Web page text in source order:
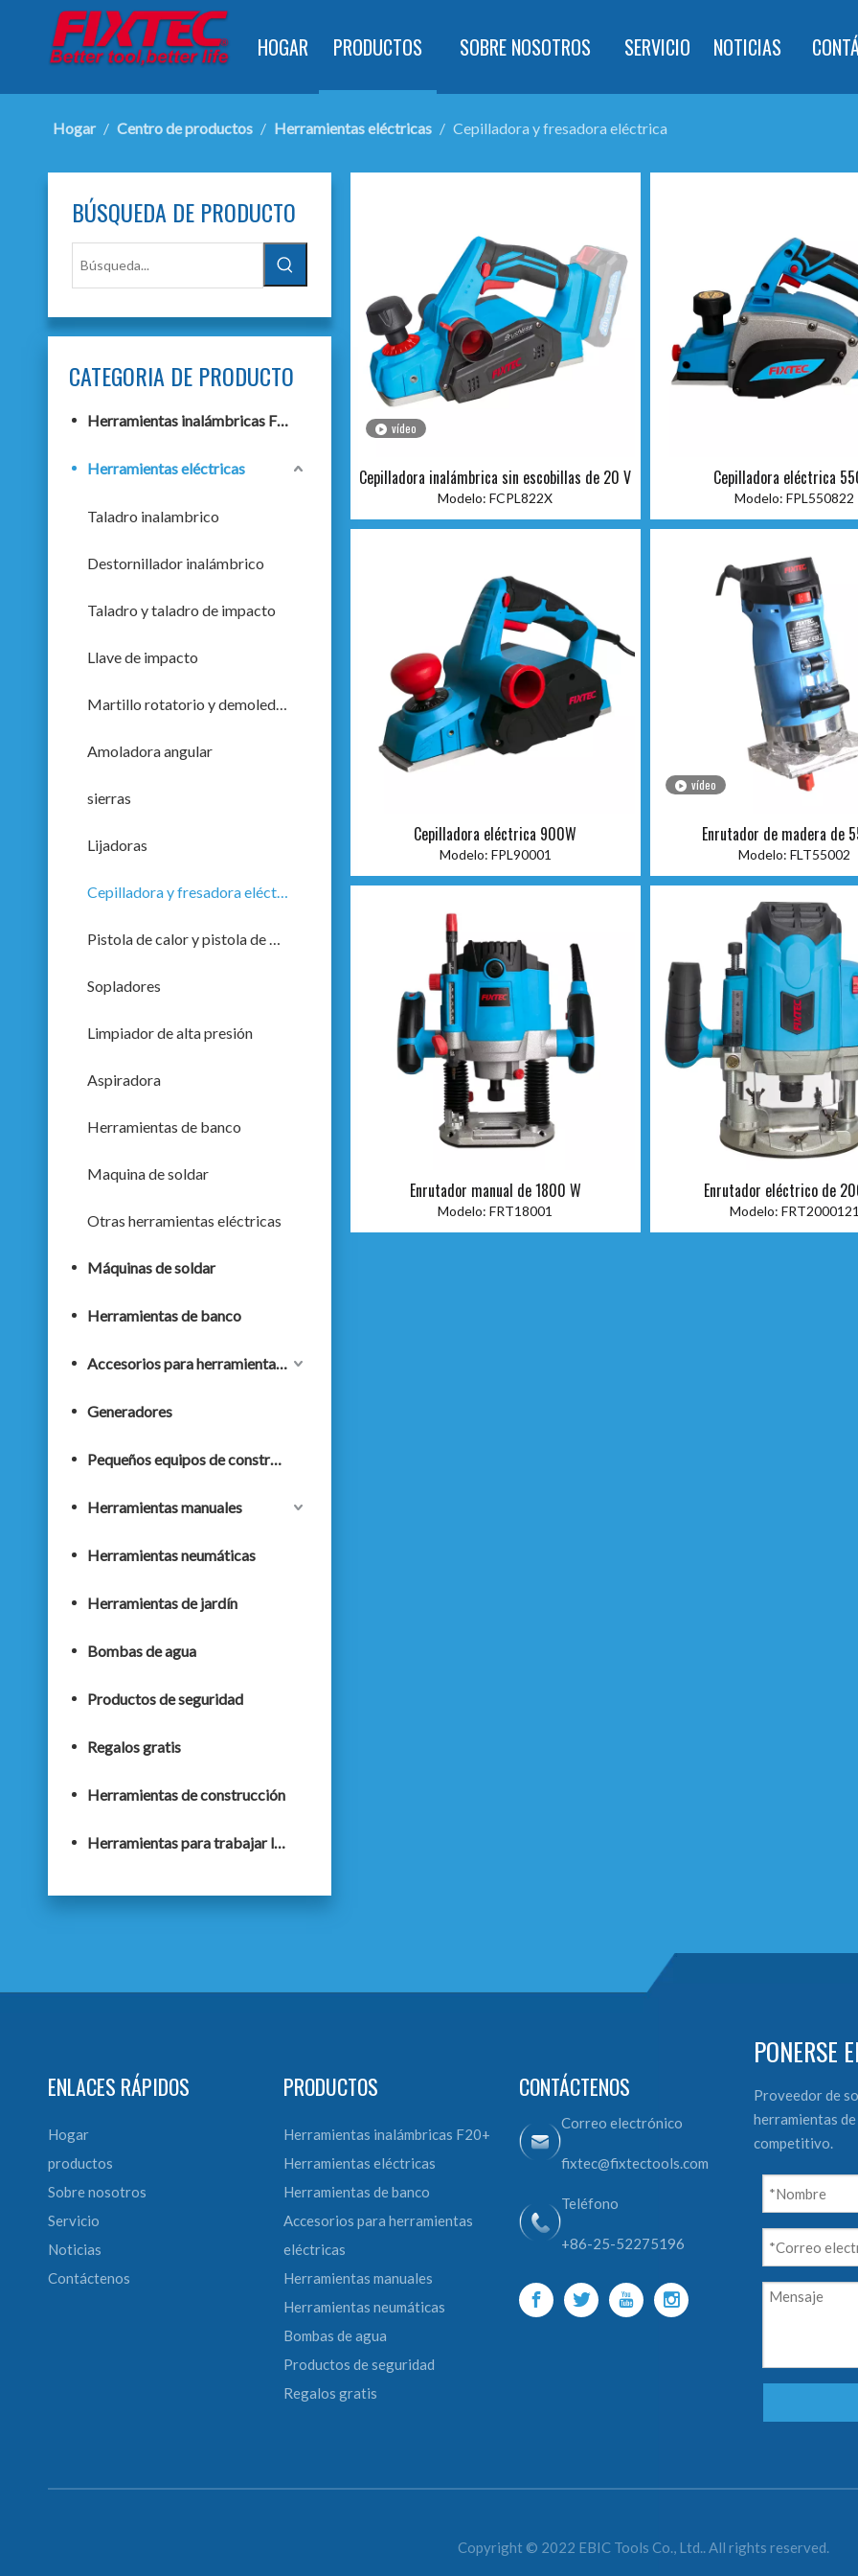
HOGAR PRODUCTOS SOBRE NOSOTROS SERVICIO NOTICIAS
Hogar / Centro de productos / Herramientas eléctricas / Cepilladora y fresadora eléctrica
BÚSQUEDA DE PRODUCTO
CATEGORIA DE PRODUCTO
Herramientas inalámbricas F20+
Herramientas eléctricas
Taladro inalambrico
Destornillador inalámbrico
Taladro y taladro de impacto
Llave de impacto
Martillo rotatorio y demoledor
Amoladora angular
sierras
Lijadoras
Cepilladora y fresadora eléctrica
Pistola de calor y pistola de pulverización
Sopladores
Limpiador de alta presión
Aspiradora
Herramientas de banco
Maquina de soldar
Otras herramientas eléctricas
Máquinas de soldar
Herramientas de banco
Accesorios para herramientas eléctricas
Generadores
Pequeños equipos de construcción
Herramientas manuales
Herramientas neumáticas
Herramientas de jardín
Bombas de agua
Productos de seguridad
Regalos gratis
Herramientas de construcción
Herramientas para trabajar la madera
vídeo
Cepilladora inalámbrica sin escobillas de 20 V
Modelo: FCPL822X
Cepilladora eléctrica
Modelo: FPL550822
Cepilladora eléctrica 900W
Modelo: FPL90001
vídeo
Enrutador de madera de
Modelo: FLT55002
Enrutador manual de 1800 W
Modelo: FRT18001
Enrutador eléctrico de
Modelo: FRT2000121
ENLACES RÁPIDOS
Hogar
productos
Sobre nosotros
Servicio
Noticias
Contáctenos
PRODUCTOS
Herramientas inalámbricas F20+
Herramientas eléctricas
Herramientas de banco
Accesorios para herramientas
eléctricas
Herramientas manuales
Herramientas neumáticas
Bombas de agua
Productos de seguridad
Regalos gratis
CONTÁCTENOS
Correo electrónico
fixtec@fixtectools.com
Teléfono
+86-25-52275196
PONERSE
Proveedor de
herramientas
competitivo.
Copyright © 2022 EBIC Tools Co., Ltd.. All rights reserved.